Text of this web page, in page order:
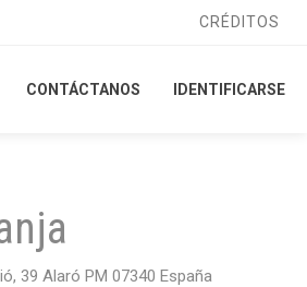
CRÉDITOS
CONTÁCTANOS IDENTIFICARSE
CRÉDITOS
CONTÁCTANOS IDENTIFICARSE
39 Alaró PM 07340 España